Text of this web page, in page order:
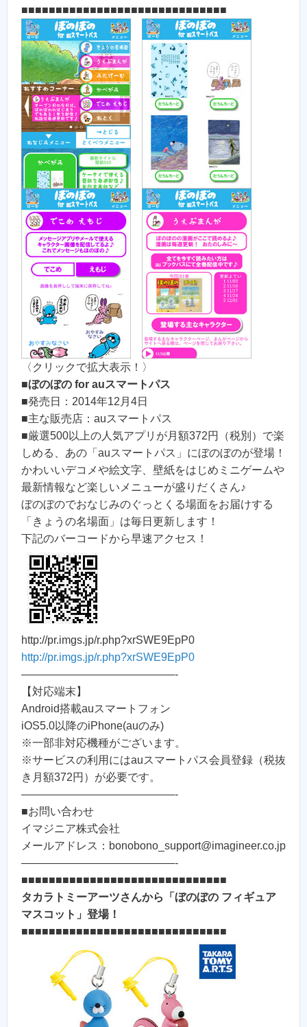
■■■■■■■■■■■■■■■■■■■■■■■■■■■■■■
〈クリックで拡大表示！〉
■ぼのぼの for auスマートパス
■発売日：2014年12月4日
■主な販売店：auスマートパス
■厳選500以上の人気アプリが月額372円（税別）で楽
しめる、あの「auスマートパス」にぼのぼのが登場！
かわいいデコメや絵文字、壁紙をはじめミニゲームや
最新情報など楽しいメニューが盛りだくさん♪
ぼのぼのでおなじみのぐっとくる場面をお届けする
「きょうの名場面」は毎日更新します！
下記のバーコードから早速アクセス！
http://pr.imgs.jp/r.php?xrSWE9EpP0
http://pr.imgs.jp/r.php?xrSWE9EpP0
——————————————-
【対応端末】
Android搭載auスマートフォン
iOS5.0以降のiPhone(auのみ)
※一部非対応機種がございます。
※サービスの利用にはauスマートパス会員登録（税抜
き月額372円）が必要です。
——————————————-
■お問い合わせ
イマジニア株式会社
メールアドレス：bonobono_support@imagineer.co.jp
——————————————-
■■■■■■■■■■■■■■■■■■■■■■■■■■■■■■
タカラトミーアーツさんから「ぼのぼの フィギュア
マスコット」登場！
■■■■■■■■■■■■■■■■■■■■■■■■■■■■■■